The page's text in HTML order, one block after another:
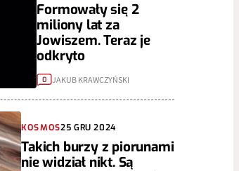
Formowały się 2
miliony lat za
Jowiszem. Teraz je
odkryto
0 JAKUB KRAWCZYŃSKI
KOSMOS25 GRU 2024
Takich burzy z piorunami
nie widział nikt. Są